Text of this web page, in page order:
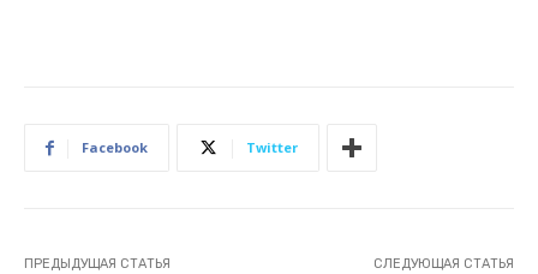
Facebook Twitter
ПРЕДЫДУЩАЯ СТАТЬЯ СЛЕДУЮЩАЯ СТАТЬЯ